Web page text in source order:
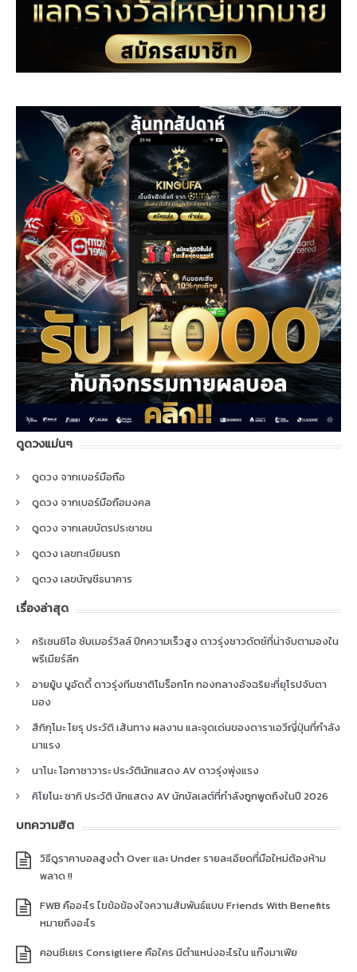
ดูดวงแม่นๆ
ดูดวง จากเบอร์มือถือ
ดูดวง จากเบอร์มือถือมงคล
ดูดวง จากเลขบัตรประชาชน
ดูดวง เลขทะเบียนรถ
ดูดวง เลขบัญชีธนาคาร
เรื่องล่าสุด
คริเซนซิโอ ซัมเมอร์วิลล์ ปีกความเร็วสูง ดาวรุ่งชาวดัตช์ที่น่าจับตามองใน
พรีเมียร์ลีก
อายยู้บ บูอัดดี้ ดาวรุ่งทีมชาติโมร็อกโก กองกลางอัจฉริยะที่ยุโรปจับตา
มอง
สึกิกุโมะ โยรุ ประวัติ เส้นทาง ผลงาน และจุดเด่นของดาราเอวีญี่ปุ่นที่กำลัง
มาแรง
นาโนะ โอกาซาวาระ ประวัตินักแสดง AV ดาวรุ่งพุ่งแรง
คิโยโนะ ซากิ ประวัติ นักแสดง AV นักบัลเลต์ที่กำลังถูกพูดถึงในปี 2026
บทความฮิต
วิธีดูราคาบอลสูงต่ำ Over และ Under รายละเอียดที่มือใหม่ต้องห้าม
พลาด !!
FWB คืออะไร ไขข้อข้องใจความสัมพันธ์แบบ Friends With Benefits
หมายถึงอะไร
คอนซีเยเร Consigliere คือใคร มีตำแหน่งอะไรใน แก๊งมาเฟีย